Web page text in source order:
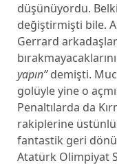
düşünüyordu.
değiştirmişti bile.
Gerrard
yapın”demişti.
golüyle yine o
Penaltılarda da
rakiplerine
fantastik geri
Atatürk Olimpiyat